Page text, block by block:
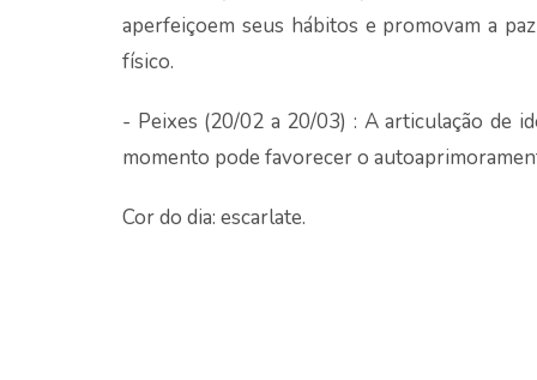
aperfeiçoem seus hábitos e promovam a
físico.
- Peixes (20/02 a 20/03) : A articulação de
momento pode favorecer o
Cor do dia: escarlate.